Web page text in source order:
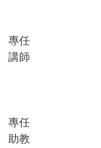
專任
講師
專任
助教